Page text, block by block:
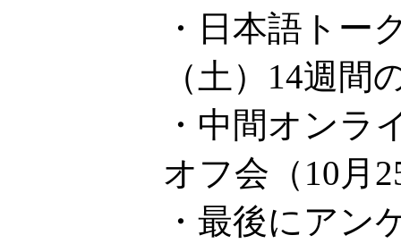
・日本語トー
（土）14週
・中間オンラ
オフ会（10月
・最後にアン